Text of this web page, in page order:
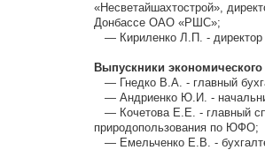
«Несветайшахтострой»,
Донбассе ОАО «РШС»;
— Кириленко Л.П. -
Выпускники экономического
— Гнедко В.А. - главный
— Андриенко Ю.И. -
— Кочетова Е.Е. - главный
природопользования по ЮФО;
— Емельченко Е.В. -